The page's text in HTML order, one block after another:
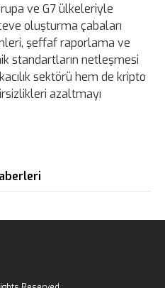
ve G7 ülkeleriyle
oluşturma çabaları
şeffaf raporlama ve
standartların netleşmesi
sektörü hem de kripto
azaltmayı